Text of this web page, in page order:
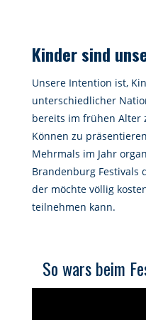
Kinder sind
Unsere Intention ist,
unterschiedlicher
bereits im frühen Alter
Können zu
Mehrmals im Jahr
Brandenburg Festivals
der möchte völlig
teilnehmen kann.
So wars beim